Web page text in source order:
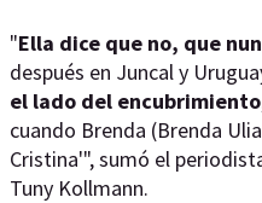
"Ella dice que no, que
después en Juncal y
el lado del encubrimiento
cuando Brenda (Brenda
Cristina'", sumó el
Tuny Kollmann.